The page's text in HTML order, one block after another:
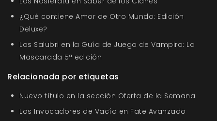
¿Qué contiene Amor de Otro Mundo: Edición
Deluxe?
Los Salubri en la Guía de Juego de Vampiro: La
Mascarada 5ª edición
Relacionada por etiquetas
Nuevo título en la sección Oferta de la Semana
Los Invocadores de Vacío en Fate Avanzado